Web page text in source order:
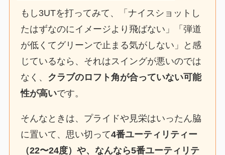
もし3UTを打ってみて、「ナイスショットし
たはずなのにイメージより飛ばない」「弾道
が低くてグリーンで止まる気がしない」と感
じているなら、それはスイングが悪いのでは
なく、 クラブのロフト角が合っていない可能
性が高いです。
そんなときは、プライドや見栄はいったん脇
に置いて、思い切って4番ユーティリティー
（22〜24度）や、なんなら5番ユーティリテ